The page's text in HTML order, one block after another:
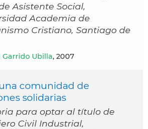
Asistente Social,
Academia de
Cristiano, Santiago de
Garrido Ubilla, 2007
comunidad de
solidarias
para optar al título de
Civil Industrial,